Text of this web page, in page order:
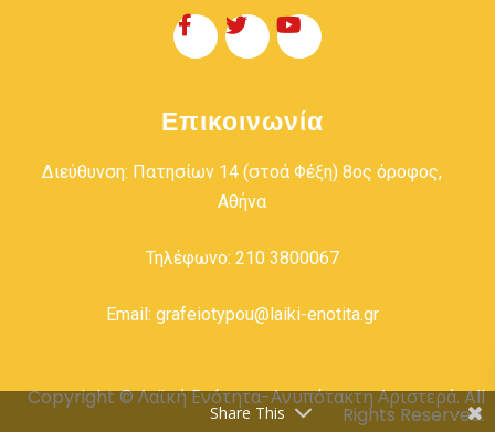
Επικοινωνία
Διεύθυνση: Πατησίων 14 (στοά Φέξη) 8ος όροφος,
Αθήνα
Τηλέφωνο: 210 3800067
Email: grafeiotypou@laiki-enotita.gr
Copyright © Λαϊκή Ενότητα-Ανυπότακτη Αριστερά. All
Rights Reserved.
Share This